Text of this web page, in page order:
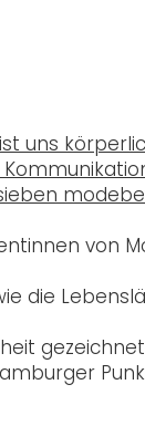
uns
von
die